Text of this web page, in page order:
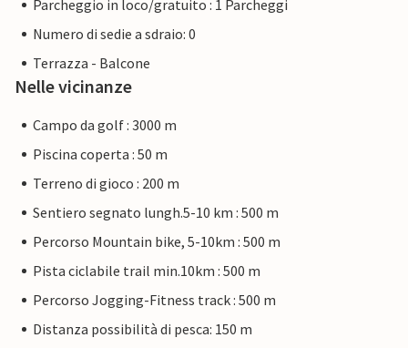
Parcheggio in loco/gratuito : 1 Parcheggi
Numero di sedie a sdraio: 0
Terrazza - Balcone
Nelle vicinanze
Campo da golf : 3000 m
Piscina coperta : 50 m
Terreno di gioco : 200 m
Sentiero segnato lungh.5-10 km : 500 m
Percorso Mountain bike, 5-10km : 500 m
Pista ciclabile trail min.10km : 500 m
Percorso Jogging-Fitness track : 500 m
Distanza possibilità di pesca: 150 m